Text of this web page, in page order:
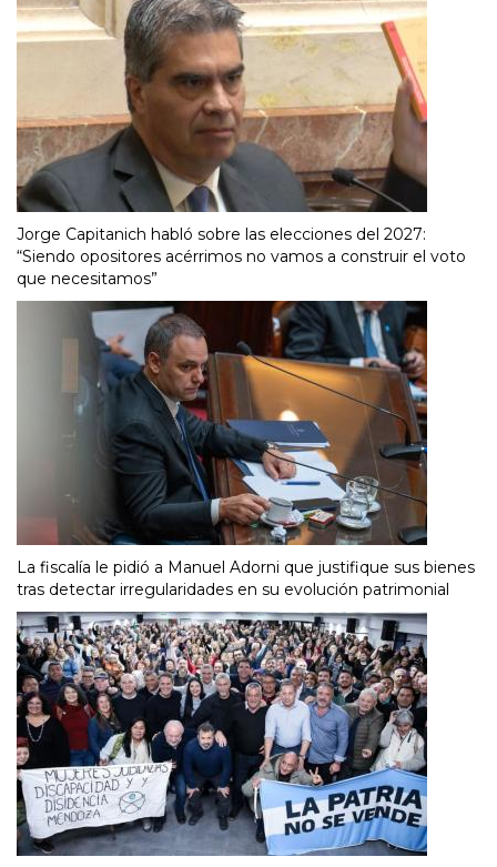
Jorge Capitanich habló sobre las elecciones del 2027:
“Siendo opositores acérrimos no vamos a construir el voto
que necesitamos”
La fiscalía le pidió a Manuel Adorni que justifique sus bienes
tras detectar irregularidades en su evolución patrimonial